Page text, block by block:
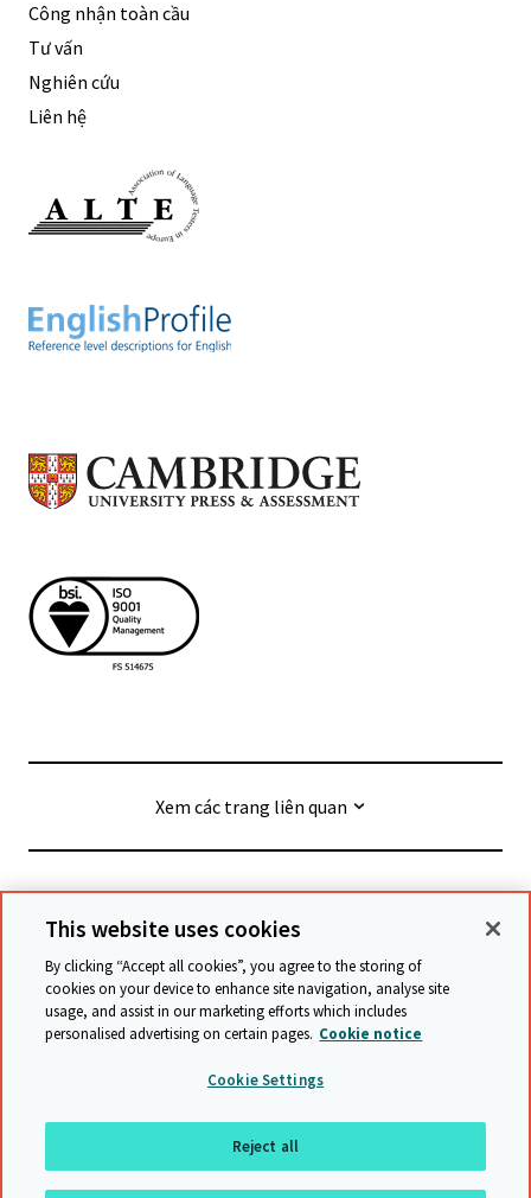
Công nhận toàn cầu
Tư vấn
Nghiên cứu
Liên hệ
Xem các trang liên quan
© Cambridge University Press & Assessment
Điều khoản và Điều kiện
Bảo vệ dữ liệu
Tuyên bố về khả năng tiếp cận
Tuyên bố về chống nô lệ hiện đại
Biểu đồ trang web
Trở về đầu trang
This website uses cookies
By clicking “Accept all cookies”, you agree to the storing of
cookies on your device to enhance site navigation, analyse site
usage, and assist in our marketing efforts which includes
personalised advertising on certain pages. Cookie notice
Cookie Settings
Reject all